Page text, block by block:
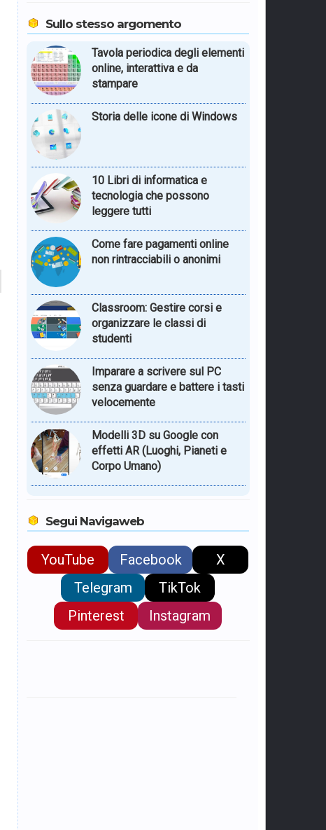
Sullo stesso argomento
Tavola periodica degli elementi
online, interattiva e da
stampare
Storia delle icone di Windows
10 Libri di informatica e
tecnologia che possono
leggere tutti
Come fare pagamenti online
non rintracciabili o anonimi
Classroom: Gestire corsi e
organizzare le classi di
studenti
Imparare a scrivere sul PC
senza guardare e battere i tasti
velocemente
Modelli 3D su Google con
effetti AR (Luoghi, Pianeti e
Corpo Umano)
Segui Navigaweb
YouTube Facebook
X
Telegram
TikTok
Pinterest
Instagram